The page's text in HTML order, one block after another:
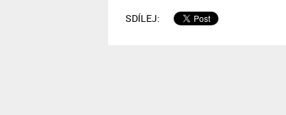
SDÍLEJ: